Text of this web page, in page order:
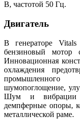
В, частотой 50 Гц.
Двигатель
В генераторе
бензиновый мотор
Инновационная
охлаждения
промышленного
шумопоглощение,
Шум и вибрации
демпферные опоры,
металлической раме.